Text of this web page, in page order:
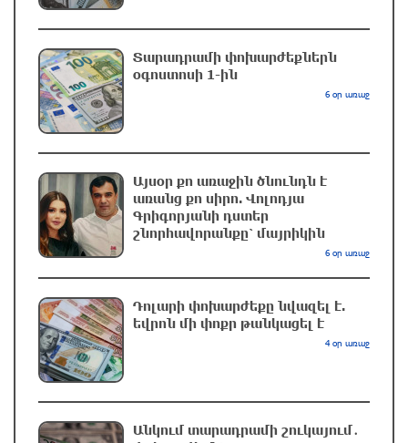
Թրամփը ասել է, որ հանրապետականները
կարող են պարտվել Կոնգրեսի միջանկյալ
ընտրություններում
Թուրքական ապրանքանիշը դադարեցնում է
գործունեությունը Ռուսաստանում
Դանակահարություն՝ Մասիսի
գազալցակայաններից մեկի մոտ. կասկածյալը
ձերբակալվել է
6 րոպե առաջ
Սև ծովում բեռնափոխադրումների արժեքը
կտրուկ աճել է․ ինչ ազդեցություն կունենա
այն Հայաստանի վրա
Տարադրամի փոխարժեքներն
օգոստոսի 1-ին
6 օր առաջ
Այսօր քո առաջին ծնունդն է
առանց քո սիրո. Վոլոդյա
Գրիգորյանի դստեր
շնորհավորանքը՝ մայրիկին
6 օր առաջ
Դոլարի փոխարժեքը նվազել է.
եվրոն մի փոքր թանկացել է
4 օր առաջ
Անկում տարադրամի շուկայում․